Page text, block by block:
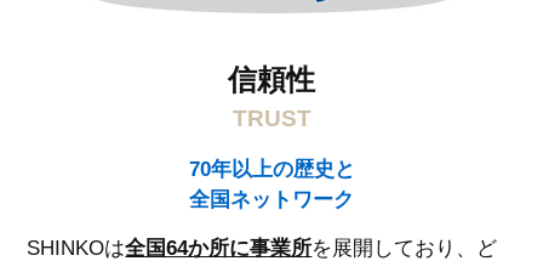
信頼性
TRUST
70年以上の歴史と
全国ネットワーク
SHINKOは全国64か所に事業所を展開しており、ど